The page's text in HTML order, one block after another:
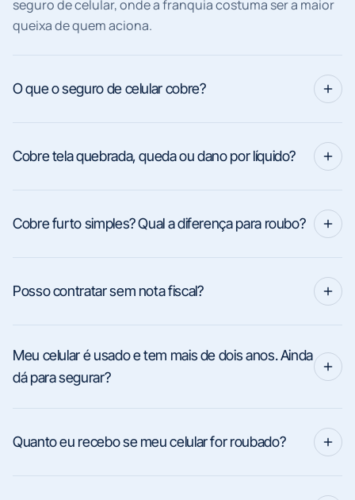
seguro de celular, onde a franquia costuma ser a maior
queixa de quem aciona.
O que o seguro de celular cobre?
Cobre tela quebrada, queda ou dano por líquido?
Cobre furto simples? Qual a diferença para roubo?
Posso contratar sem nota fiscal?
Meu celular é usado e tem mais de dois anos. Ainda
dá para segurar?
Quanto eu recebo se meu celular for roubado?